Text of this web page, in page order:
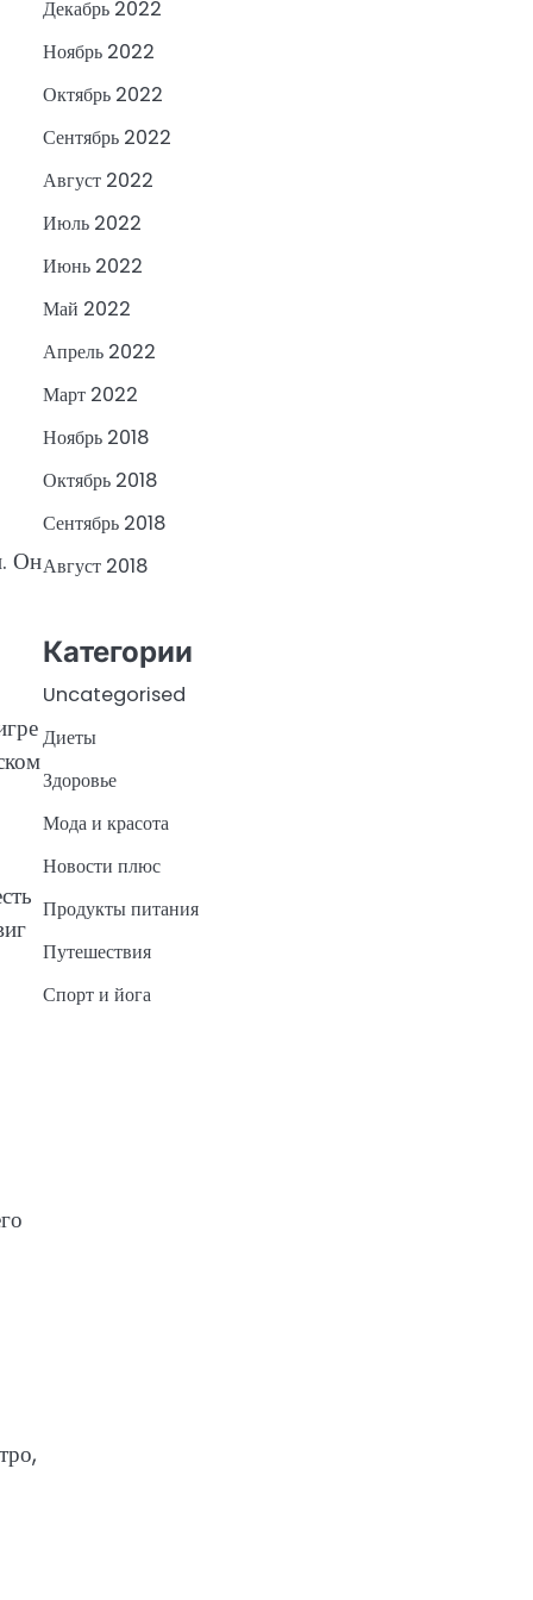
Он
Декабрь 2022
Ноябрь 2022
Октябрь 2022
Сентябрь 2022
Август 2022
Июль 2022
Июнь 2022
Май 2022
Апрель 2022
Март 2022
Ноябрь 2018
Октябрь 2018
Сентябрь 2018
Август 2018
Категории
Uncategorised
Диеты
Здоровье
Мода и красота
Новости плюс
Продукты питания
Путешествия
Спорт и йога